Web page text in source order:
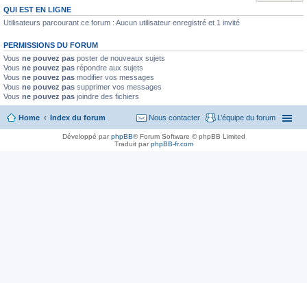
QUI EST EN LIGNE
Utilisateurs parcourant ce forum : Aucun utilisateur enregistré et 1 invité
PERMISSIONS DU FORUM
Vous ne pouvez pas poster de nouveaux sujets
Vous ne pouvez pas répondre aux sujets
Vous ne pouvez pas modifier vos messages
Vous ne pouvez pas supprimer vos messages
Vous ne pouvez pas joindre des fichiers
Home Index du forum L’équipe du forum
Nous contacter
Développé parphpBB® Forum Software © phpBB Limited
Traduit parphpBB-fr.com